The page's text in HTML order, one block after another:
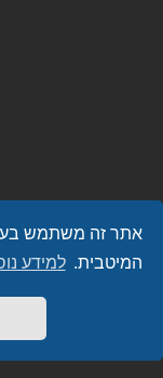
אתר זה משתמש
המיטבית. למידע